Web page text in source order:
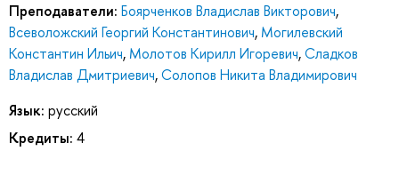
Преподаватели: Боярченков Владислав Викторович,
Всеволожский Георгий Константинович, Могилевский
Константин Ильич, Молотов Кирилл Игоревич,Сладков
Владислав Дмитриевич,Солопов Никита Владимирович
Язык: русский
Кредиты: 4